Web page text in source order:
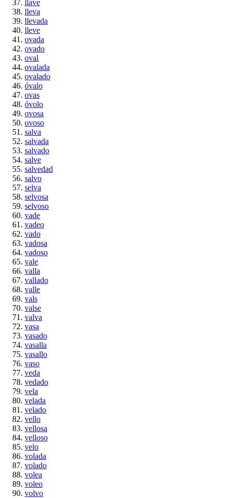
llave
lleva
llevada
lleve
ovada
ovado
oval
ovalada
ovalado
óvalo
ovas
óvolo
ovosa
ovoso
salva
salvada
salvado
salve
salvedad
salvo
selva
selvosa
selvoso
vade
vadeo
vado
vadosa
vadoso
vale
valla
vallado
valle
vals
valse
valva
vasa
vasado
vasalla
vasallo
vaso
veda
vedado
vela
velada
velado
vello
vellosa
velloso
velo
volada
volado
volea
voleo
volvo